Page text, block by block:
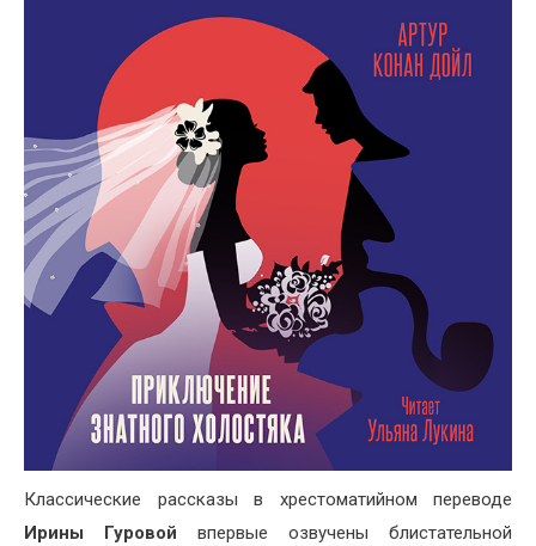
Классические рассказы в хрестоматийном переводе
Ирины Гуровой впервые озвучены блистательной